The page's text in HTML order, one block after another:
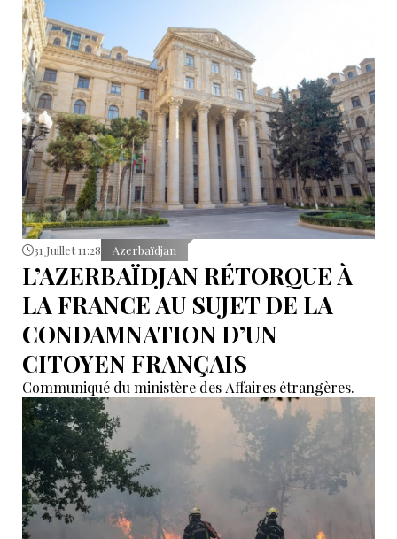
31 Juillet 11:28 Azerbaïdjan
L’AZERBAÏDJAN RÉTORQUE À
LA FRANCE AU SUJET DE LA
CONDAMNATION D’UN
CITOYEN FRANÇAIS
Communiqué du ministère des Affaires étrangères.